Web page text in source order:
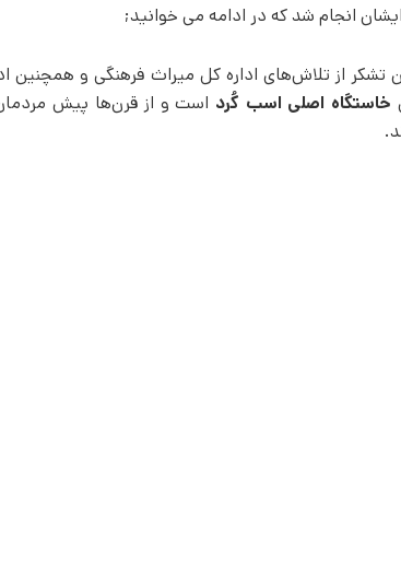
انجام شد که در ادامه می خوانید;
از تلاش‌های اداره‌ کل میراث فرهنگی و همچنین
خاستگاه اصلی اسب کُرد است و از قرن‌ها پیش